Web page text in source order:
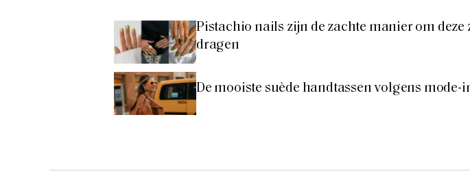
Pistachio nails zijn de zachte manier om deze
dragen
De mooiste suède handtassen volgens mode-